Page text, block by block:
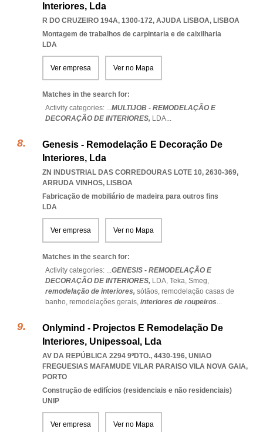
Interiores, Lda
R DO CRUZEIRO 194A, 1300-172, AJUDA LISBOA, LISBOA
Montagem de trabalhos de carpintaria e de caixilharia
LDA
Ver empresa Ver no Mapa
Matches in the search for:
Activity categories: ...MULTIJOB - REMODELAÇÃO E
DECORAÇÃO DE INTERIORES, LDA...
Genesis - Remodelação E Decoração De
Interiores, Lda
ZN INDUSTRIAL DAS CORREDOURAS LOTE 10, 2630-369,
ARRUDA VINHOS, LISBOA
Fabricação de mobiliário de madeira para outros fins
LDA
Ver empresa Ver no Mapa
Matches in the search for:
Activity categories: ...GENESIS - REMODELAÇÃO E
DECORAÇÃO DE INTERIORES, LDA, Teka, Smeg,
remodelação de interiores, sótãos, remodelação casas de
banho, remodelações gerais, interiores de roupeiros...
Onlymind - Projectos E Remodelação De
Interiores, Unipessoal, Lda
AV DA REPÚBLICA 2294 9ºDTO., 4430-196, UNIAO
FREGUESIAS MAFAMUDE VILAR PARAISO VILA NOVA GAIA,
PORTO
Construção de edifícios (residenciais e não residenciais)
UNIP
Ver empresa Ver no Mapa